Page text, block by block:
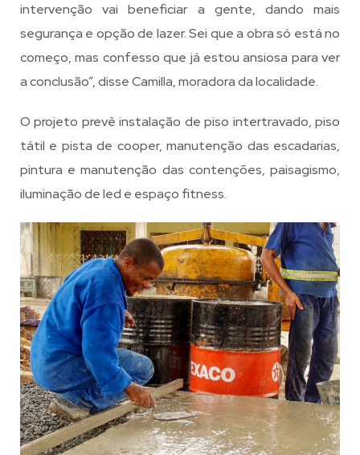
intervenção vai beneficiar a gente, dando mais
segurança e opção de lazer. Sei que a obra só está no
começo, mas confesso que já estou ansiosa para ver
a conclusão”, disse Camilla, moradora da localidade.
O projeto prevê instalação de piso intertravado, piso
tátil e pista de cooper, manutenção das escadarias,
pintura e manutenção das contenções, paisagismo,
iluminação de led e espaço fitness.